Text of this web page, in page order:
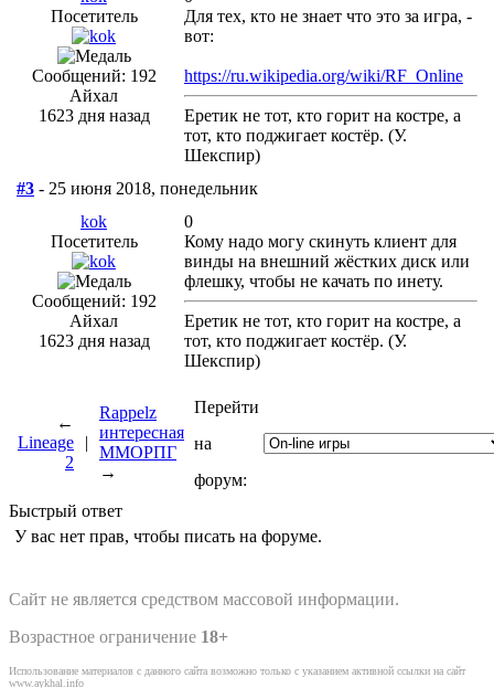
Посетитель
Сообщений: 192
Айхал
1623 дня назад
Для тех, кто не знает что это за игра, -
вот:
https://ru.wikipedia.org/wiki/RF_Online
Еретик не тот, кто горит на костре, а
тот, кто поджигает костёр. (У.
Шекспир)
#3 - 25 июня 2018, понедельник
kok
Посетитель
Сообщений: 192
Айхал
1623 дня назад
0
Кому надо могу скинуть клиент для
винды на внешний жёстких диск или
флешку, чтобы не качать по инету.
Еретик не тот, кто горит на костре, а
тот, кто поджигает костёр. (У.
Шекспир)
←
Lineage
2
|
Rappelz
интересная
ММОРПГ
→
Перейти
на
форум:
Быстрый ответ
У вас нет прав, чтобы писать на форуме.
Сайт не является средством массовой информации.
Возрастное ограничение 18+
Использование материалов с данного сайта возможно только с указанием активной ссылки на сайт
www.aykhal.info